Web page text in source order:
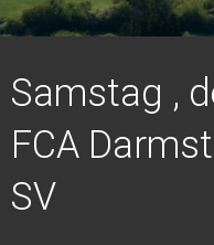
Samstag ,
FCA
SV